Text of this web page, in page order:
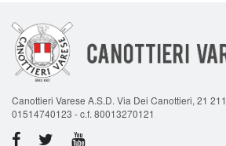
Canottieri Varese A.S.D. Via Dei Canottieri, 21
01514740123 - c.f. 80013270121